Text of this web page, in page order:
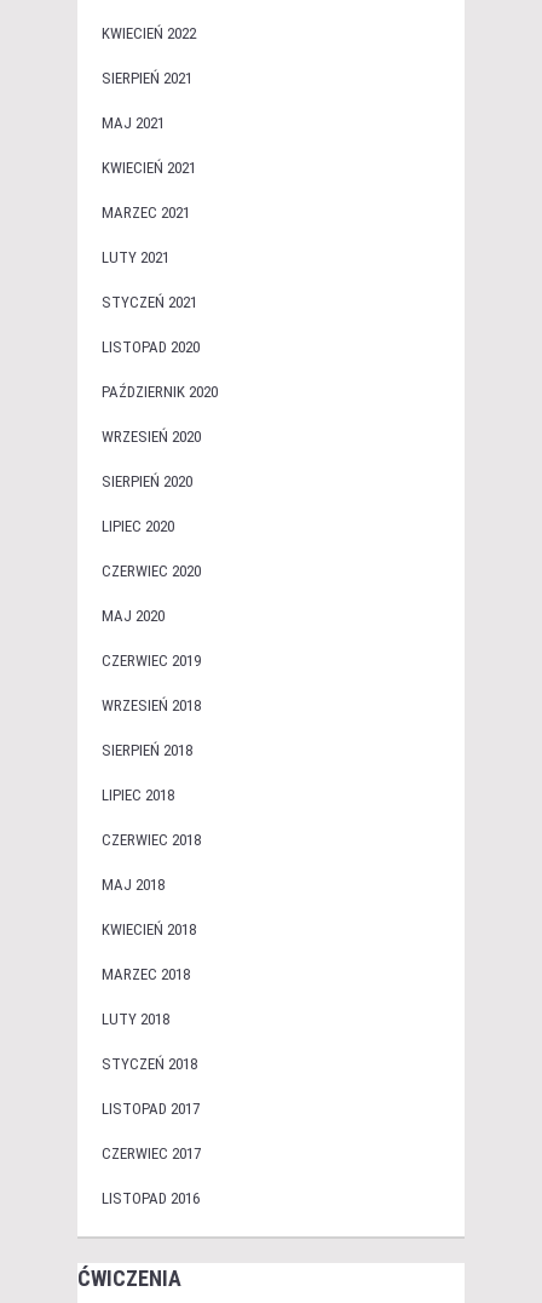
KWIECIEŃ 2022
SIERPIEŃ 2021
MAJ 2021
KWIECIEŃ 2021
MARZEC 2021
LUTY 2021
STYCZEŃ 2021
LISTOPAD 2020
PAŹDZIERNIK 2020
WRZESIEŃ 2020
SIERPIEŃ 2020
LIPIEC 2020
CZERWIEC 2020
MAJ 2020
CZERWIEC 2019
WRZESIEŃ 2018
SIERPIEŃ 2018
LIPIEC 2018
CZERWIEC 2018
MAJ 2018
KWIECIEŃ 2018
MARZEC 2018
LUTY 2018
STYCZEŃ 2018
LISTOPAD 2017
CZERWIEC 2017
LISTOPAD 2016
ĆWICZENIA